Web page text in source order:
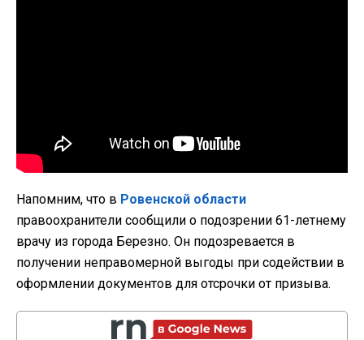
Напомним, что в Ровенской области
правоохранители сообщили о подозрении 61-летнему
врачу из города Березно. Он подозревается в
получении неправомерной выгоды при содействии в
оформлении документов для отсрочки от призыва.